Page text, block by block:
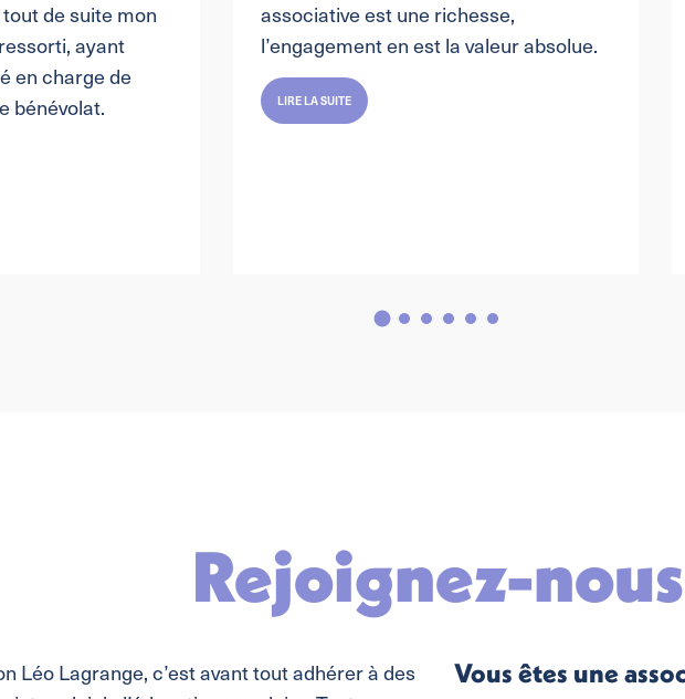
de suite mon
ayant
en charge de
bénévolat.
associative est une richesse,
l’engagement en est la valeur absolue.
LIRE LA SUITE
Rejoignez-nous
Léo Lagrange, c’est avant tout adhérer à des
Vous êtes une